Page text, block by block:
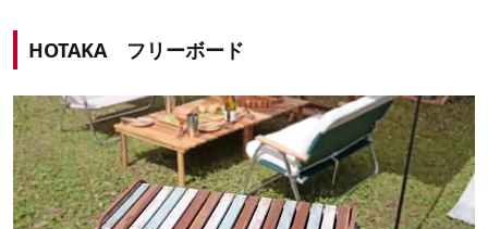
HOTAKA フリーボード